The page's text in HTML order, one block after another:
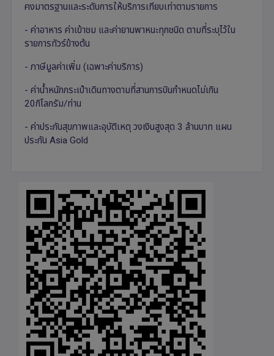
คงมาตรฐานและระดับการให้บริการเทียบเท่าตามรายการ
- ค่าอาหาร ค่าเข้าชม และค่ายานพาหนะทุกชนิด ตามที่ระบุไว้ใน
รายการทัวร์ข้างต้น
- ภาษีมูลค่าเพิ่ม (เฉพาะค่าบริการ)
- ค่าน้ำหนักกระเป๋าเดินทางตามที่สานการบินกำหนดไม่เกิน
20กิโลกรัม/ท่าน
- ค่าประกันสุขภาพและอุบัติเหตุ วงเงินสูงสุด 3 ล้านบาท แผน
ประกัน Asia Gold